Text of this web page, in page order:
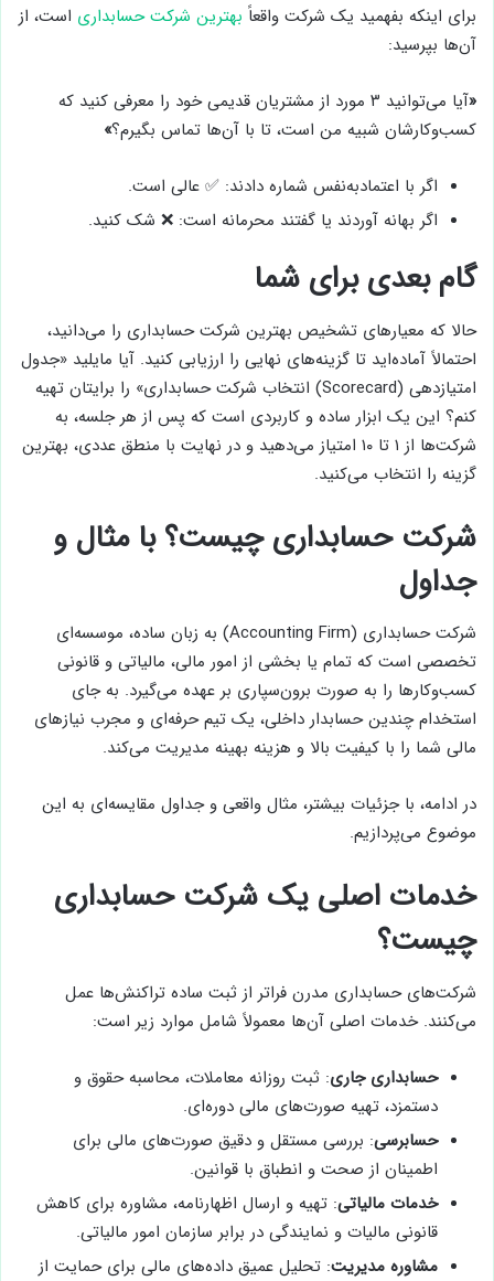
برای اینکه بفهمید یک شرکت واقعاً بهترین شرکت حسابداری است، از
آن‌ها بپرسید:
«
آیا می‌توانید ۳ مورد از مشتریان قدیمی خود را معرفی کنید که
کسب‌وکارشان شبیه من است، تا با آن‌ها تماس بگیرم؟»
اگر با اعتماد‌به‌نفس شماره دادند: ✅ عالی است.
اگر بهانه آوردند یا گفتند محرمانه است: ❌ شک کنید.
گام بعدی برای شما
حالا که معیارهای تشخیص بهترین شرکت حسابداری را می‌دانید،
احتمالاً آماده‌اید تا گزینه‌های نهایی را ارزیابی کنید. آیا مایلید «جدول
امتیازدهی (Scorecard) انتخاب شرکت حسابداری» را برایتان تهیه
کنم؟ این یک ابزار ساده و کاربردی است که پس از هر جلسه، به
شرکت‌ها از ۱ تا ۱۰ امتیاز می‌دهید و در نهایت با منطق عددی، بهترین
گزینه را انتخاب می‌کنید.
شرکت حسابداری چیست؟ با مثال و
جداول
شرکت حسابداری (Accounting Firm) به زبان ساده، موسسه‌ای
تخصصی است که تمام یا بخشی از امور مالی، مالیاتی و قانونی
کسب‌وکارها را به صورت برون‌سپاری بر عهده می‌گیرد. به جای
استخدام چندین حسابدار داخلی، یک تیم حرفه‌ای و مجرب نیازهای
مالی شما را با کیفیت بالا و هزینه بهینه مدیریت می‌کند.
در ادامه، با جزئیات بیشتر، مثال واقعی و جداول مقایسه‌ای به این
موضوع می‌پردازیم.
خدمات اصلی یک شرکت حسابداری
چیست؟
شرکت‌های حسابداری مدرن فراتر از ثبت ساده تراکنش‌ها عمل
می‌کنند. خدمات اصلی آن‌ها معمولاً شامل موارد زیر است:
حسابداری جاری: ثبت روزانه معاملات، محاسبه حقوق و
دستمزد، تهیه صورت‌های مالی دوره‌ای.
حسابرسی: بررسی مستقل و دقیق صورت‌های مالی برای
اطمینان از صحت و انطباق با قوانین.
خدمات مالیاتی: تهیه و ارسال اظهارنامه، مشاوره برای کاهش
قانونی مالیات و نمایندگی در برابر سازمان امور مالیاتی.
مشاوره مدیریت: تحلیل عمیق داده‌های مالی برای حمایت از